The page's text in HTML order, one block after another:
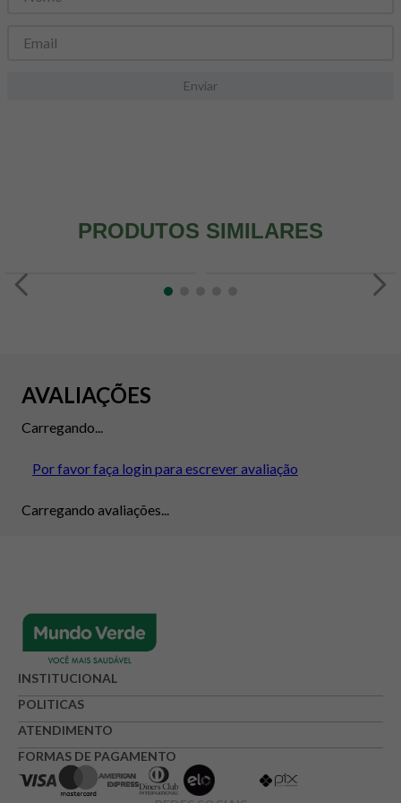
Enviar
PRODUTOS SIMILARES
AVALIAÇÕES
Carregando...
Por favor faça login para escrever avaliação
Carregando avaliações...
INSTITUCIONAL
POLITICAS
ATENDIMENTO
FORMAS DE PAGAMENTO
8º snack proteico mundo verde
9 psyllium